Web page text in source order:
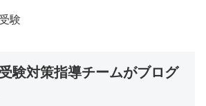
験
験対策指導チームがブログ